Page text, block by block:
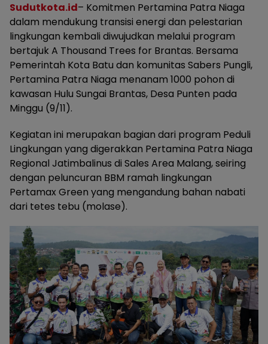
Sudutkota.id– Komitmen Pertamina Patra Niaga
dalam mendukung transisi energi dan pelestarian
lingkungan kembali diwujudkan melalui program
bertajuk A Thousand Trees for Brantas. Bersama
Pemerintah Kota Batu dan komunitas Sabers Pungli,
Pertamina Patra Niaga menanam 1000 pohon di
kawasan Hulu Sungai Brantas, Desa Punten pada
Minggu (9/11).
Kegiatan ini merupakan bagian dari program Peduli
Lingkungan yang digerakkan Pertamina Patra Niaga
Regional Jatimbalinus di Sales Area Malang, seiring
dengan peluncuran BBM ramah lingkungan
Pertamax Green yang mengandung bahan nabati
dari tetes tebu (molase).